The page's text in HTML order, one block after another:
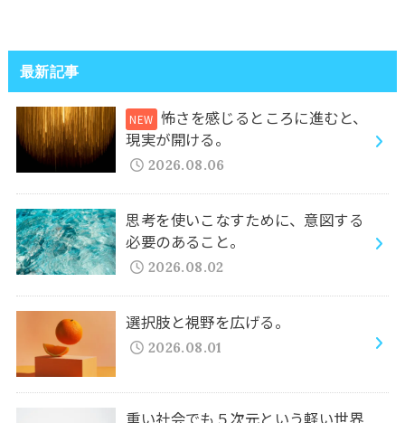
最新記事
怖さを感じるところに進むと、
現実が開ける。
2026.08.06
思考を使いこなすために、意図する
必要のあること。
2026.08.02
選択肢と視野を広げる。
2026.08.01